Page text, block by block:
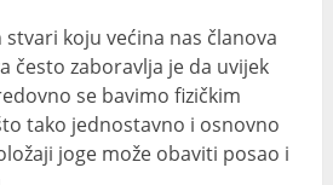
stvari koju većina nas članova
često zaboravlja je da uvijek
se bavimo fizičkim
tako jednostavno i osnovno
joge može obaviti posao i